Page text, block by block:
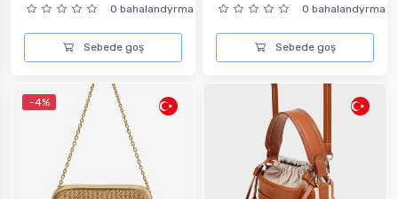
0 bahalandyrma
Sebede goş
0 bahalandyrma
Sebede goş
-4%